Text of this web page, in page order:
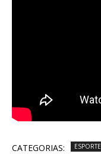
CATEGORIAS: ESPORTE